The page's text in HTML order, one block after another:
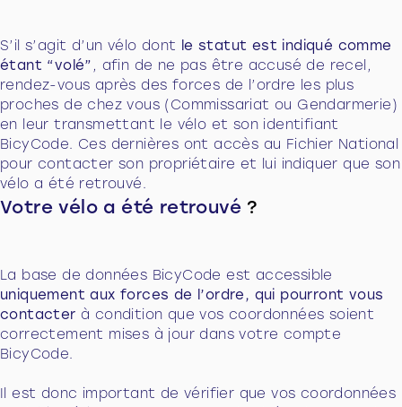
S’il s’agit d’un vélo dont le statut est indiqué comme
étant “volé” , afin de ne pas être accusé de recel,
rendez-vous après des forces de l’ordre les plus
proches de chez vous (Commissariat ou Gendarmerie)
en leur transmettant le vélo et son identifiant
BicyCode. Ces dernières ont accès au Fichier National
pour contacter son propriétaire et lui indiquer que son
vélo a été retrouvé.
Votre vélo a été retrouvé ?
La base de données BicyCode est accessible
uniquement aux forces de l’ordre, qui pourront vous
contacter à condition que vos coordonnées soient
correctement mises à jour dans votre compte
BicyCode.
Il est donc important de vérifier que vos coordonnées